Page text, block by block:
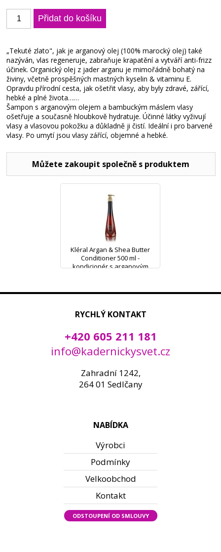
„Tekuté zlato", jak je arganový olej (100% marocký olej) také
nazýván, vlas regeneruje, zabraňuje krapatění a vytváří anti-frizz
účinek. Organický olej z jader arganu je mimořádně bohatý na
živiny, včetně prospěšných mastných kyselin & vitaminu E.
Opravdu přírodní cesta, jak ošetřit vlasy, aby byly zdravé, zářící,
hebké a plné života……
Šampon s arganovým olejem a bambuckým máslem vlasy
ošetřuje a současně hloubkově hydratuje. Účinné látky vyživují
vlasy a vlasovou pokožku a důkladně ji čistí. Ideální i pro barvené
vlasy. Po umytí jsou vlasy zářící, objemné a hebké.
Můžete zakoupit společně s produktem
Kléral Argan & Shea Butter
Conditioner 500 ml -
kondicionér s arganovým
RYCHLÝ KONTAKT
+420 605 211 181
info@kadernickysvet.cz
Zahradní 1242,
264 01 Sedlčany
NABÍDKA
Výrobci
Podmínky
Velkoobchod
Kontakt
ODSTOUPENÍ OD SMLOUVY